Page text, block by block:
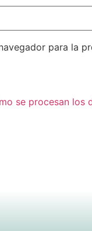
para la
se procesan los